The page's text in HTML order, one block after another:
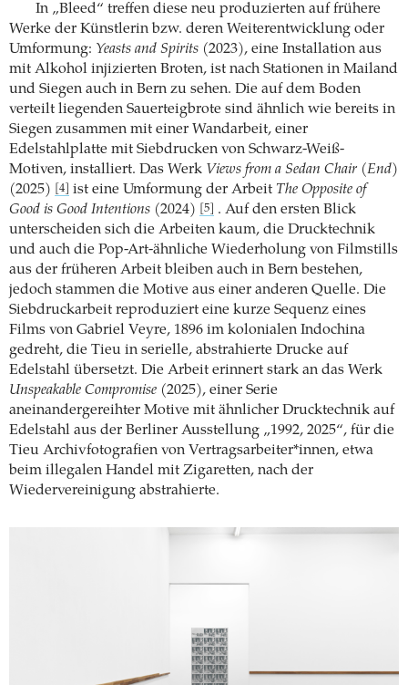
In „Bleed“ treffen diese neu produzierten auf frühere
Werke der Künstlerin bzw. deren Weiterentwicklung oder
Umformung: Yeasts and Spirits (2023), eine Installation aus
mit Alkohol injizierten Broten, ist nach Stationen in Mailand
und Siegen auch in Bern zu sehen. Die auf dem Boden
verteilt liegenden Sauerteigbrote sind ähnlich wie bereits in
Siegen zusammen mit einer Wandarbeit, einer
Edelstahlplatte mit Siebdrucken von Schwarz-Weiß-
Motiven, installiert. Das Werk Views from a Sedan Chair (End)
(2025)
[4] ist eine Umformung der Arbeit The Opposite of
Good is Good Intentions (2024) [5]
. Auf den ersten Blick
unterscheiden sich die Arbeiten kaum, die Drucktechnik
und auch die Pop-Art-ähnliche Wiederholung von Filmstills
aus der früheren Arbeit bleiben auch in Bern bestehen,
jedoch stammen die Motive aus einer anderen Quelle. Die
Siebdruckarbeit reproduziert eine kurze Sequenz eines
Films von Gabriel Veyre, 1896 im kolonialen Indochina
gedreht, die Tieu in serielle, abstrahierte Drucke auf
Edelstahl übersetzt. Die Arbeit erinnert stark an das Werk
Unspeakable Compromise (2025), einer Serie
aneinandergereihter Motive mit ähnlicher Drucktechnik auf
Edelstahl aus der Berliner Ausstellung „1992, 2025“, für die
Tieu Archivfotografien von Vertragsarbeiter*innen, etwa
beim illegalen Handel mit Zigaretten, nach der
Wiedervereinigung abstrahierte.